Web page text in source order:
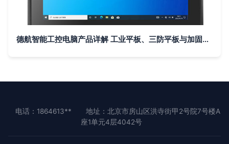
德航智能工控电脑产品详解 工业平板、三防平板与加固平板的创新融合
电话：1864613**
地址：北京市房山区洪寺街甲2号院7号楼A
座1单元4层4042号